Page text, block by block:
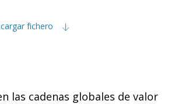
fichero
las cadenas globales de valor